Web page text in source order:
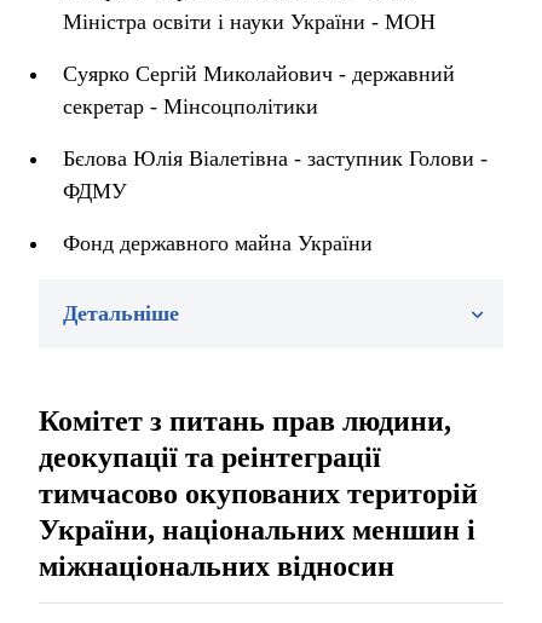
Міністра освіти і науки України - МОН
Суярко Сергій Миколайович - державний
секретар - Мінсоцполітики
Бєлова Юлія Віалетівна - заступник Голови -
ФДМУ
Фонд державного майна України
Детальніше
Комітет з питань прав людини,
деокупації та реінтеграції
тимчасово окупованих територій
України, національних меншин і
міжнаціональних відносин